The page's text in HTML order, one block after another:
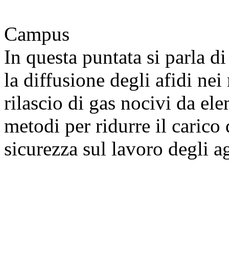
Campus
In questa puntata si parla
la diffusione degli afidi
rilascio di gas nocivi da
metodi per ridurre il carico
sicurezza sul lavoro degli